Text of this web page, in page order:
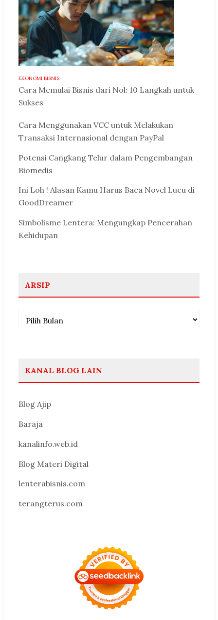
EKONOMI BISNIS
Cara Memulai Bisnis dari Nol: 10 Langkah untuk
Sukses
Cara Menggunakan VCC untuk Melakukan
Transaksi Internasional dengan PayPal
Potensi Cangkang Telur dalam Pengembangan
Biomedis
Ini Loh ! Alasan Kamu Harus Baca Novel Lucu di
GoodDreamer
Simbolisme Lentera: Mengungkap Pencerahan
Kehidupan
ARSIP
Arsip
KANAL BLOG LAIN
Blog Ajip
Baraja
kanalinfo.web.id
Blog Materi Digital
lenterabisnis.com
terangterus.com